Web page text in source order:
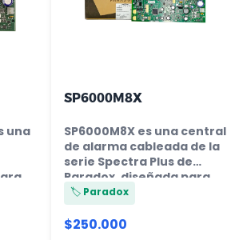
una
SP6000M8X
SP6000M8X es una central
de alarma cableada de la
serie Spectra Plus de
Paradox, diseñada para
sist...
🏷️ Paradox
$250.000